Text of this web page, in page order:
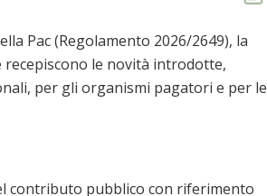
Pac (Regolamento 2026/2649), la
le novità introdotte,
per gli organismi pagatori e per le
contributo pubblico con riferimento